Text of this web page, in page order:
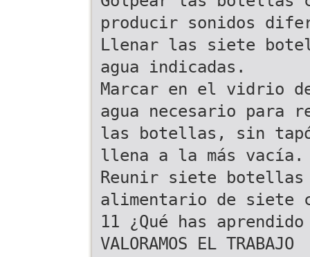
producir sonidos
Llenar las siete
agua indicadas.
Marcar en el vidrio
agua necesario para
las botellas, sin
llena a la más vacía.
Reunir siete
alimentario de siete
11 ¿Qué has
VALORAMOS EL TRABAJO